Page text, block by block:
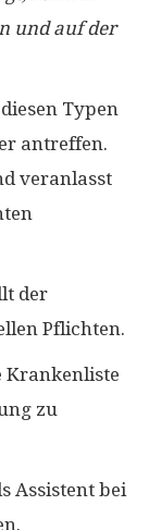
und auf der
Typen
antreffen.
veranlasst
der
Pflichten.
Krankenliste
zu
Assistent bei